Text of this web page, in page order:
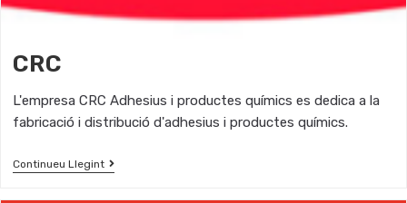
CRC
L'empresa CRC Adhesius i productes químics es dedica a la
fabricació i distribució d'adhesius i productes químics.
Continueu Llegint